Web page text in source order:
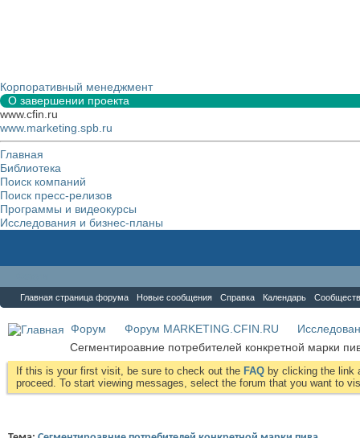
Корпоративный менеджмент
О завершении проекта
www.cfin.ru
www.marketing.spb.ru
Главная
Библиотека
Поиск компаний
Поиск пресс-релизов
Программы и видеокурсы
Исследования и бизнес-планы
Главная страница форума Новые сообщения Справка Календарь
Форум Форум MARKETING.CFIN.RU
Сегментироавние потребителей конкретной марки
If this is your first visit, be sure to check out the FAQ by clicking the link
proceed. To start viewing messages, select the forum that you want to